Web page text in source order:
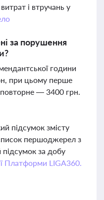
і втручань у
за порушення
години
при цьому перше
— 3400 грн.
підсумок змісту
першоджерел з
за добу
Платформи LIGA360.